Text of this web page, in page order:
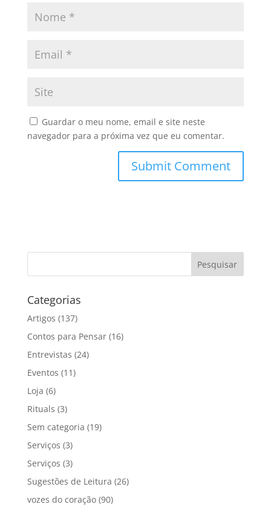
Guardar o meu nome, email e site neste
navegador para a próxima vez que eu comentar.
Categorias
Artigos (137)
Contos para Pensar(16)
Entrevistas (24)
Eventos (11)
Loja (6)
Rituals (3)
Sem categoria (19)
Serviços (3)
Serviços (3)
Sugestões de Leitura (26)
vozes do coração(90)